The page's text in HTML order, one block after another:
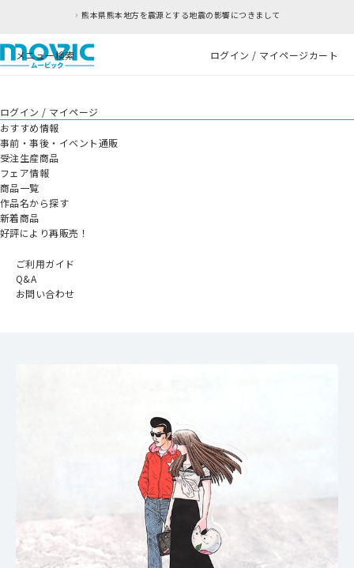
本地方を震源とする地震の影響につきまして
メニュー検索 ログイン / マイページカート
ログイン / マイページ
おすすめ情報
事前・事後・イベント通販
受注生産商品
フェア情報
商品一覧
作品名から探す
新着商品
好評により再販売！
ご利用ガイド
Q&A
お問い合わせ